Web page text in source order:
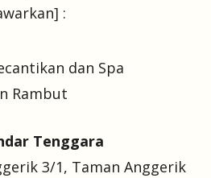
:
dan Spa
Rambut
Tenggara
3/1, Taman Anggerik